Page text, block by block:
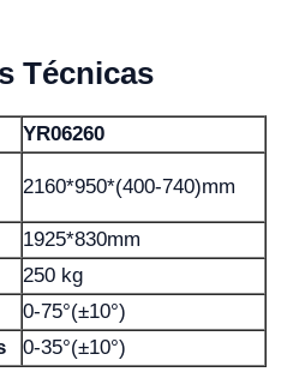
Técnicas
YR06260
2160*950*(400-740)mm
1925*830mm
250 kg
0-75°(±10°)
0-35°(±10°)